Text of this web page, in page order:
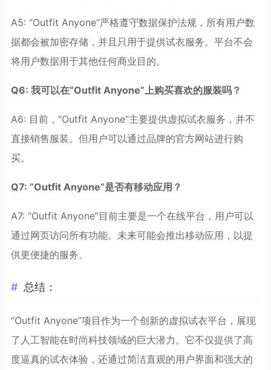
A5: “Outfit Anyone”严格遵守数据保护法规，所有用户数
据都会被加密存储，并且只用于提供试衣服务。平台不会
将用户数据用于其他任何商业目的。
Q6: 我可以在“Outfit Anyone”上购买喜欢的服装吗？
A6: 目前，“Outfit Anyone”主要提供虚拟试衣服务，并不
直接销售服装。但用户可以通过品牌的官方网站进行购
买。
Q7: “Outfit Anyone”是否有移动应用？
A7: “Outfit Anyone”目前主要是一个在线平台，用户可以
通过网页访问所有功能。未来可能会推出移动应用，以提
供更便捷的服务。
总结：
“Outfit Anyone”项目作为一个创新的虚拟试衣平台，展现
了人工智能在时尚科技领域的巨大潜力。它不仅提供了高
度逼真的试衣体验，还通过简洁直观的用户界面和强大的